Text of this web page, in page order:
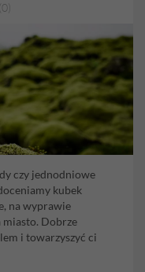
czy jednodniowe
kubek
na wyprawie
Dobrze
i towarzyszyć ci